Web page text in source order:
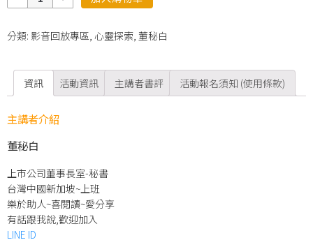
量
分類: 影音回放專區, 心靈探索, 董秘白
資訊 活動資訊 主講者書評 活動報名須知 (使用條款)
主講者介紹
董秘白
上市公司董事長室-秘書
台灣中國新加坡~上班
樂於助人~喜閱讀~愛分享
有話跟我說,歡迎加入
LINE ID